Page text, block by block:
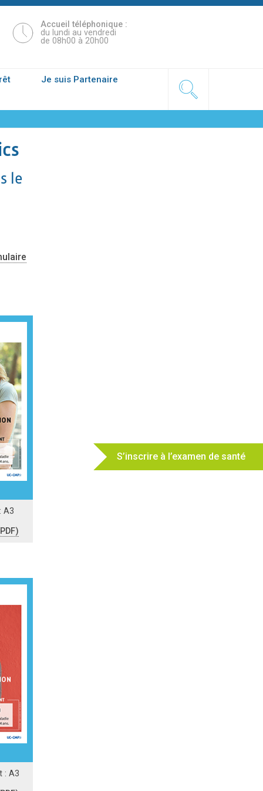
S’inscrire à l’examen de santé
Accueil téléphonique :
du lundi au vendredi
de 08h00 à 20h00
Je suis Partenaire
le
A3
: A3